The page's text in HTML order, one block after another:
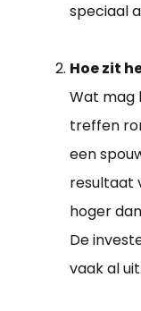
speciaal
Hoe zit
Wat mag
treffen
een
resultaat
hoger
De
vaak al uit.